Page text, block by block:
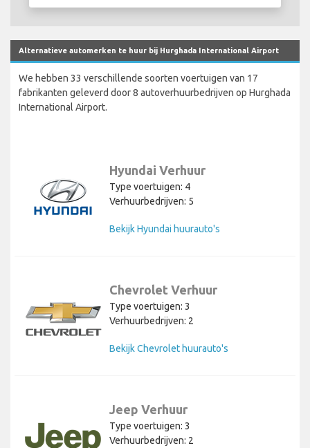
Alternatieve automerken te huur bij Hurghada International Airport
We hebben 33 verschillende soorten voertuigen van 17
fabrikanten geleverd door 8 autoverhuurbedrijven op Hurghada
International Airport.
Hyundai Verhuur
Type voertuigen: 4
Verhuurbedrijven: 5
Bekijk Hyundai huurauto's
Chevrolet Verhuur
Type voertuigen: 3
Verhuurbedrijven: 2
Bekijk Chevrolet huurauto's
Jeep Verhuur
Type voertuigen: 3
Verhuurbedrijven: 2